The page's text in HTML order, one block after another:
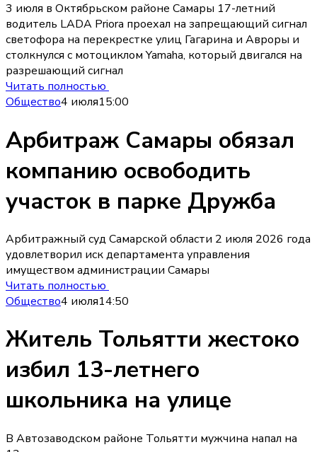
3 июля в Октябрьском районе Самары 17-летний
водитель LADA Priora проехал на запрещающий сигнал
светофора на перекрестке улиц Гагарина и Авроры и
столкнулся с мотоциклом Yamaha, который двигался на
разрешающий сигнал
Читать полностью
Общество4 июля15:00
Арбитраж Самары обязал
компанию освободить
участок в парке Дружба
Арбитражный суд Самарской области 2 июля 2026 года
удовлетворил иск департамента управления
имуществом администрации Самары
Читать полностью
Общество4 июля14:50
Житель Тольятти жестоко
избил 13-летнего
школьника на улице
В Автозаводском районе Тольятти мужчина напал на